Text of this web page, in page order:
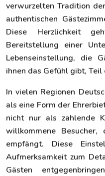
verwurzelten Tradition
authentischen
Diese Herzlichkeit
Bereitstellung einer
Lebenseinstellung, die
ihnen das Gefühl gibt,
In vielen Regionen
als eine Form der
nicht nur als zahlende
willkommene
empfängt. Diese
Aufmerksamkeit zum
Gästen